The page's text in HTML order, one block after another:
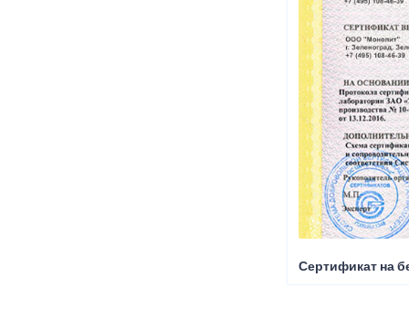
Сертификат на